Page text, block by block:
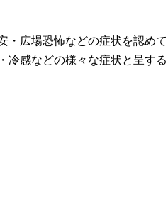
・広場恐怖などの症状を認めて
冷感などの様々な症状と呈する